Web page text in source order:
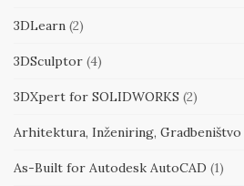
3DLearn (2)
3DSculptor (4)
3DXpert for SOLIDWORKS (2)
Arhitektura, Inženiring, Gradbeništvo
As-Built for Autodesk AutoCAD (1)